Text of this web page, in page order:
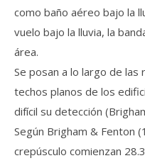
como baño aéreo bajo la
vuelo bajo la lluvia, la
área.
Se posan a lo largo de
techos planos de los
difícil su detección
Según Brigham & Fenton
crepúsculo comienzan